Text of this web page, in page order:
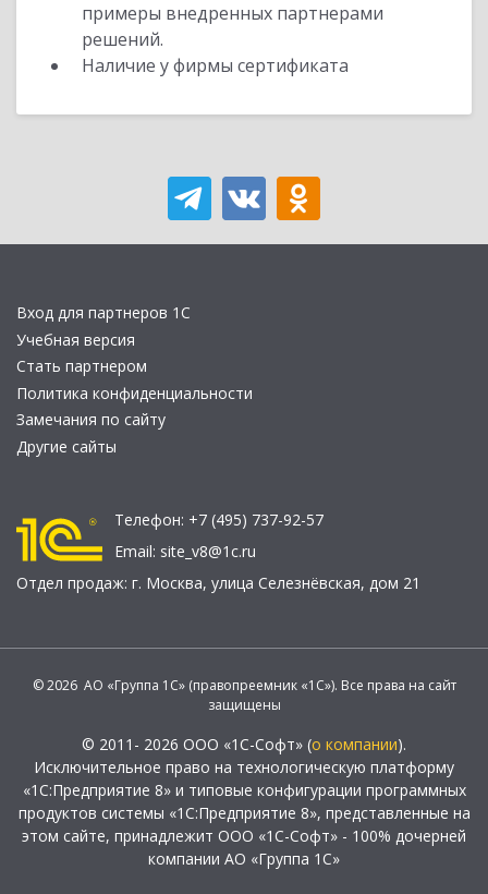
примеры внедренных партнерами
решений.
Наличие у фирмы сертификата
Вход для партнеров 1С
Учебная версия
Стать партнером
Политика конфиденциальности
Замечания по сайту
Другие сайты
Телефон: +7 (495) 737-92-57
Email: site_v8@1c.ru
Отдел продаж: г. Москва, улица Селезнёвская, дом 21
© 2026 АО «Группа 1С» (правопреемник «1С»). Все права на сайт
защищены
© 2011- 2026 ООО «1С-Софт» (о компании).
Исключительное право на технологическую платформу
«1С:Предприятие 8» и типовые конфигурации программных
продуктов системы «1С:Предприятие 8», представленные на
этом сайте, принадлежит ООО «1С-Софт» - 100% дочерней
компании АО «Группа 1С»